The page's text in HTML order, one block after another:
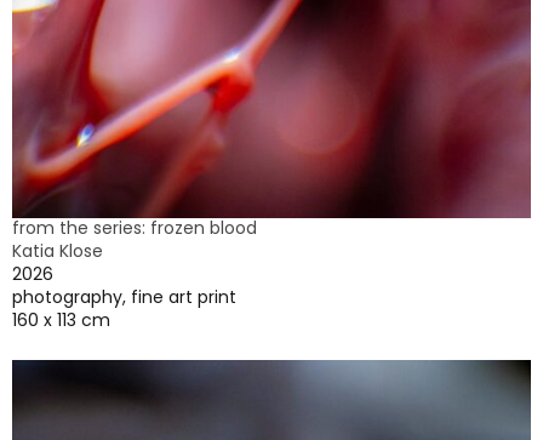
from the series: frozen blood
Katia Klose
2026
photography, fine art print
160 x 113 cm